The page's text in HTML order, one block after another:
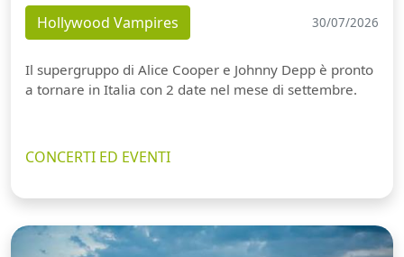
Hollywood Vampires 30/07/2026
Il supergruppo di Alice Cooper e Johnny Depp è pronto
a tornare in Italia con 2 date nel mese di settembre.
CONCERTI ED EVENTI